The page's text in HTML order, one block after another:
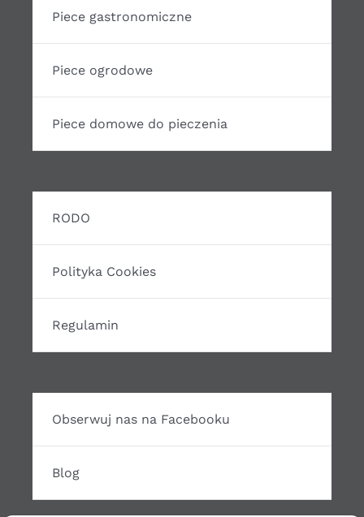
Piece gastronomiczne
Piece ogrodowe
Piece domowe do pieczenia
RODO
Polityka Cookies
Regulamin
Obserwuj nas na Facebooku
Blog